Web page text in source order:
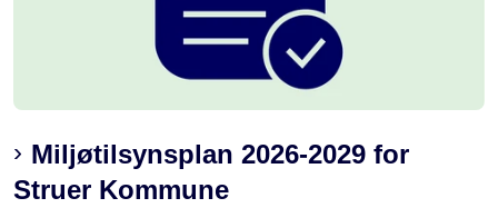
Miljøtilsynsplan 2026-2029 for
Struer Kommune